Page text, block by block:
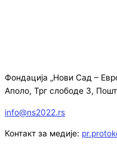
Фондација „Нови Сад –
Аполо, Трг слободе 3,
info@ns2022.rs
Контакт за медије: